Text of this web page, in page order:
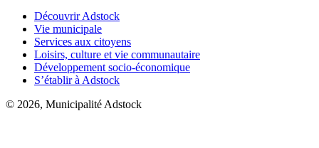
Découvrir Adstock
Vie municipale
Services aux citoyens
Loisirs, culture et vie communautaire
Développement socio-économique
S’établir à Adstock
© 2026, Municipalité Adstock